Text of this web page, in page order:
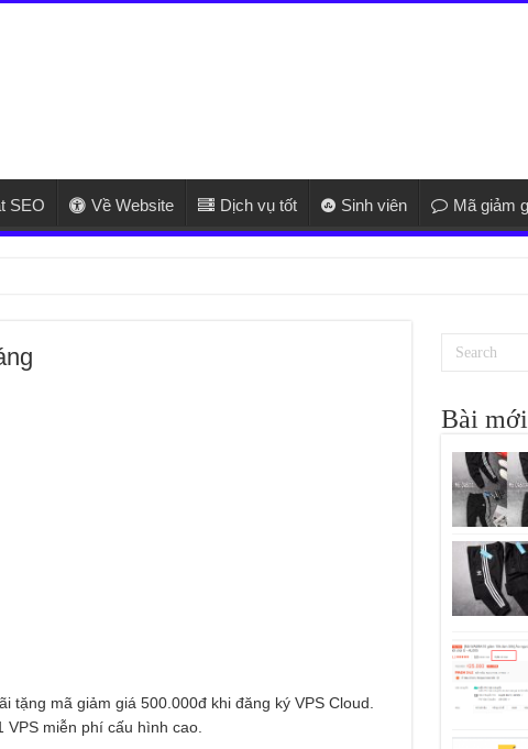
SEO Về Website Dịch vụ tốt Sinh viên Mã giảm
mã giảm giá 500.000đ khi đăng ký VPS Cloud.
miễn phí cấu hình cao.
Bài mới